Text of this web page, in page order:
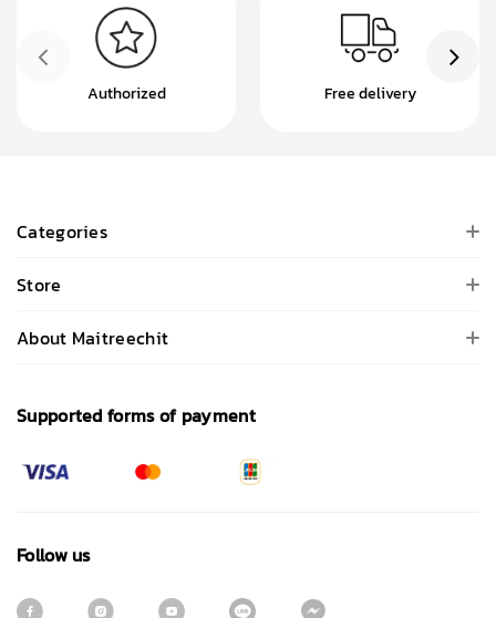
Authorized Free delivery
Categories
Store
About Maitreechit
Supported forms of payment
Follow us